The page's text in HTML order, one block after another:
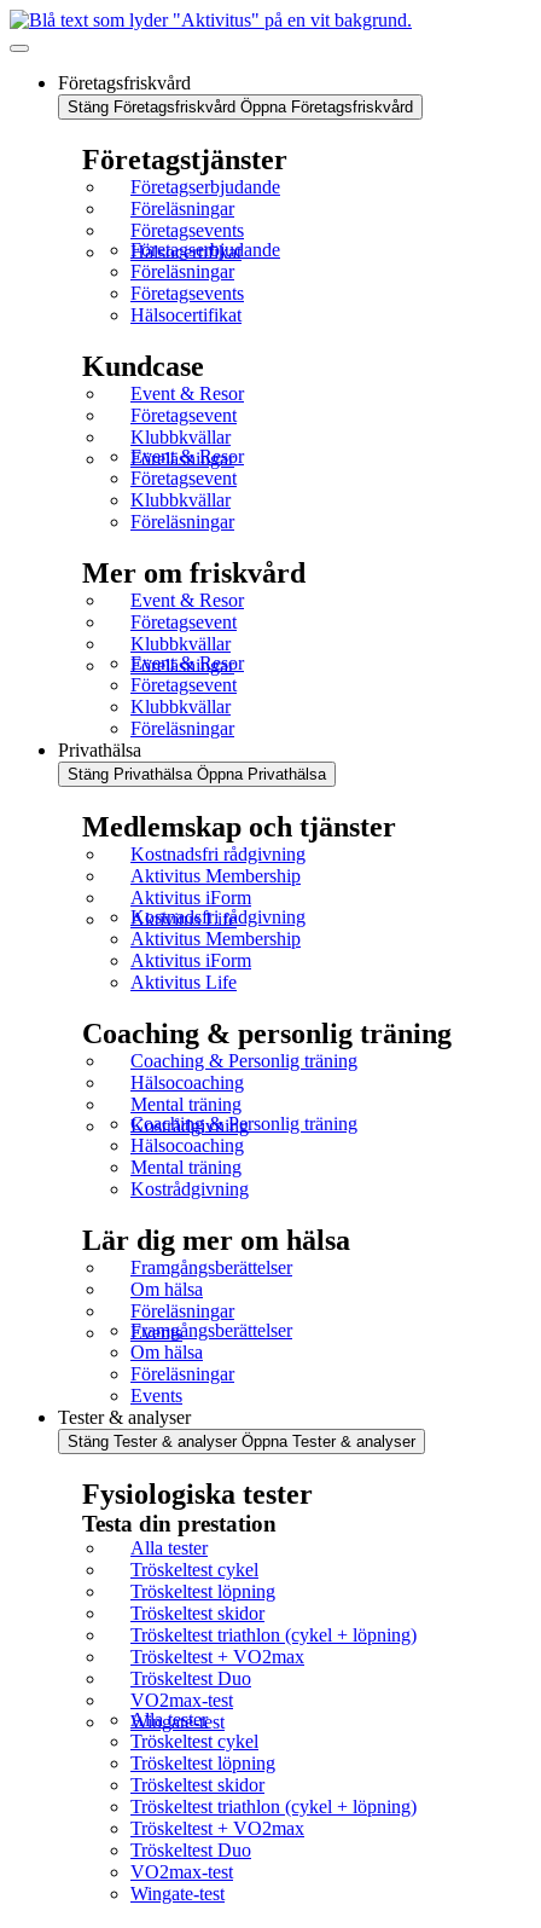
Företagsfriskvård
Stäng Företagsfriskvård Öppna Företagsfriskvård
Företagstjänster
Företagserbjudande
Föreläsningar
Företagsevents
Hälsocertifikat
Företagserbjudande
Föreläsningar
Företagsevents
Hälsocertifikat
Kundcase
Event & Resor
Företagsevent
Klubbkvällar
Föreläsningar
Event & Resor
Företagsevent
Klubbkvällar
Föreläsningar
Mer om friskvård
Event & Resor
Företagsevent
Klubbkvällar
Föreläsningar
Event & Resor
Företagsevent
Klubbkvällar
Föreläsningar
Privathälsa
Stäng Privathälsa Öppna Privathälsa
Medlemskap och tjänster
Kostnadsfri rådgivning
Aktivitus Membership
Aktivitus iForm
Aktivitus Life
Kostnadsfri rådgivning
Aktivitus Membership
Aktivitus iForm
Aktivitus Life
Coaching & personlig träning
Coaching & Personlig träning
Hälsocoaching
Mental träning
Kostrådgivning
Coaching & Personlig träning
Hälsocoaching
Mental träning
Kostrådgivning
Lär dig mer om hälsa
Framgångsberättelser
Om hälsa
Föreläsningar
Events
Framgångsberättelser
Om hälsa
Föreläsningar
Events
Tester & analyser
Stäng Tester & analyser Öppna Tester & analyser
Fysiologiska tester
Testa din prestation
Alla tester
Tröskeltest cykel
Tröskeltest löpning
Tröskeltest skidor
Tröskeltest triathlon (cykel + löpning)
Tröskeltest + VO2max
Tröskeltest Duo
VO2max-test
Wingate-test
Alla tester
Tröskeltest cykel
Tröskeltest löpning
Tröskeltest skidor
Tröskeltest triathlon (cykel + löpning)
Tröskeltest + VO2max
Tröskeltest Duo
VO2max-test
Wingate-test